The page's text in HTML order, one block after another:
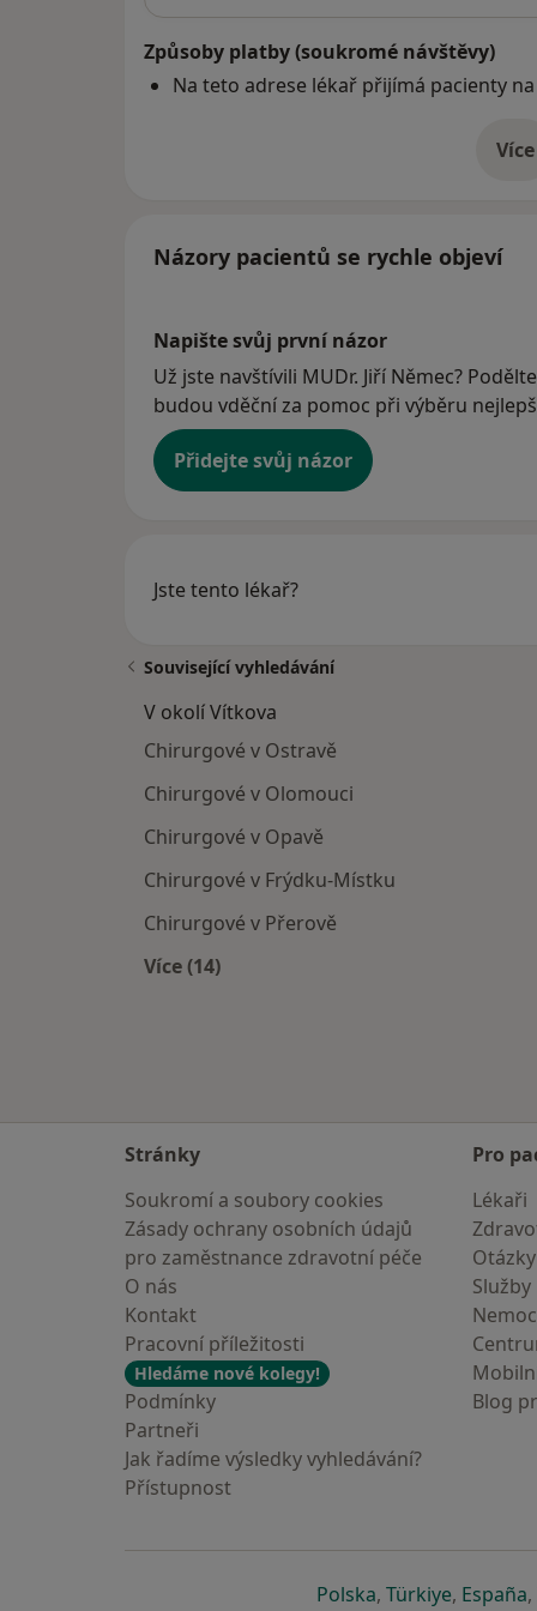
Způsoby platby (soukromé návštěvy)
Na teto adrese lékař přijímá pacienty
Více
o
Názory pacientů se rychle objeví
Napište svůj první názor
Už jste navštívili MUDr. Jiří Němec?
budou vděční za pomoc při výběru
Přidejte svůj názor
Jste tento lékař?
Související vyhledávání
V okolí Vítkova
Chirurgové v Ostravě
Chirurgové v Olomouci
Chirurgové v Opavě
Chirurgové v Frýdku-Místku
Chirurgové v Přerově
Více (14)
Stránky
Soukromí a soubory cookies
Zásady ochrany osobních údajů
pro zaměstnance zdravotní péče
O nás
Kontakt
Pracovní příležitosti
Hledáme nové kolegy!
Podmínky
Partneři
Jak řadíme výsledky vyhledávání?
Přístupnost
Pro
Lékaři
Služby
Blog
Polskase otevře v nové
, Türkiyese
, España,